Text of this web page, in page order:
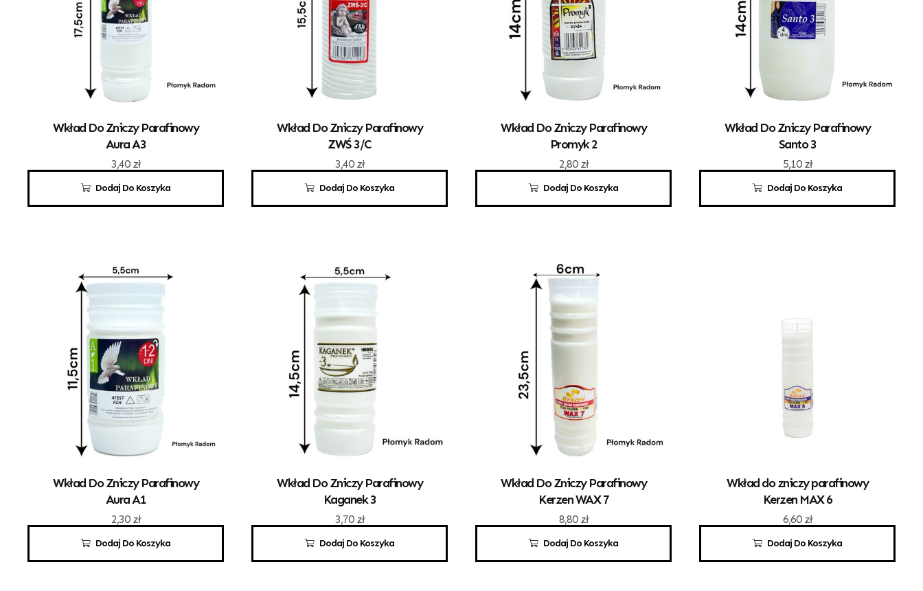
Dodaj Do Koszyka
Wkład Do Zniczy Parafinowy
Aura A3
3,40 zł
Dodaj Do Koszyka
Wkład Do Zniczy Parafinowy
ZWŚ 3/C
3,40 zł
Dodaj Do Koszyka
Wkład Do Zniczy Parafinowy
Promyk 2
2,80 zł
Dodaj Do Koszyka
Wkład Do Zniczy Parafinowy
Santo 3
5,10 zł
Dodaj Do Koszyka
Wkład Do Zniczy Parafinowy
Aura A1
2,30 zł
Dodaj Do Koszyka
Wkład Do Zniczy Parafinowy
Kaganek 3
3,70 zł
Dodaj Do Koszyka
Wkład Do Zniczy Parafinowy
Kerzen WAX 7
8,80 zł
Dodaj Do Koszyka
Wkład do zniczy parafinowy
Kerzen MAX 6
6,60 zł